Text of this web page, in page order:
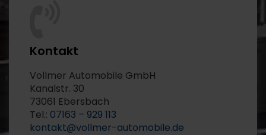
Kontakt
Vollmer Automobile GmbH
Kanalstr. 30
73061 Ebersbach
Tel.: 07163 – 929 113
kontakt@vollmer-automobile.de